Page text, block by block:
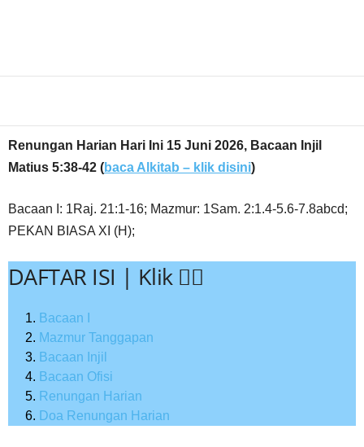
Renungan Harian Hari Ini 15 Juni 2026, Bacaan Injil
Matius 5:38-42 (baca Alkitab – klik disini)
Bacaan I: 1Raj. 21:1-16; Mazmur: 1Sam. 2:1.4-5.6-7.8abcd;
PEKAN BIASA XI (H);
DAFTAR ISI | Klik 👇🏻
Bacaan I
Mazmur Tanggapan
Bacaan Injil
Bacaan Ofisi
Renungan Harian
Doa Renungan Harian